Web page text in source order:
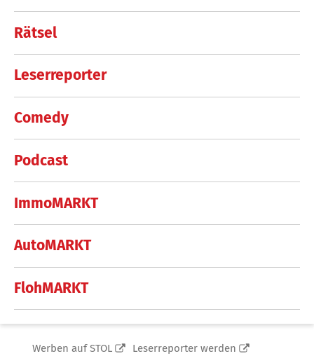
Rätsel
Leserreporter
Comedy
Podcast
ImmoMARKT
AutoMARKT
FlohMARKT
Werben auf STOL
Leserreporter werden